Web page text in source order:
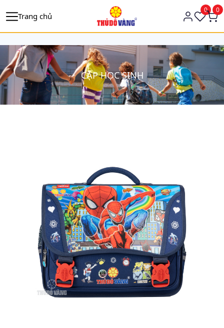
https://tagmanager.google.com/
Trang chủ
0 0
CẶP HỌC SINH